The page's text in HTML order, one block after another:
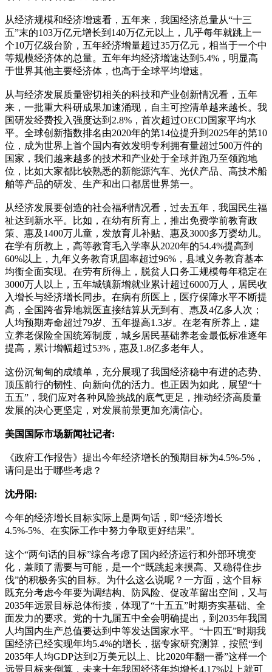
从经济规模和经济增速看，五年来，我国经济总量从“十三
五”末的103万亿元增长到140万亿元以上，几乎每年就跳上一
个10万亿级台阶，五年经济增量超过35万亿元，相当于一个中
等规模经济体的总量。五年年均经济增速达到5.4%，明显高
于世界其他主要经济体，也高于全球平均增速。
从与经济发展质量密切相关的科技和产业创新情况看，五年
来，一批重大科研成果加速涌现，自主可控清单越来越长。我
国研发经费投入强度达到2.8%，首次超过OECD国家平均水
平。全球创新指数排名由2020年的第14位提升到2025年的第10
位，成为世界上首个国内有效发明专利拥有量超过500万件的
国家，我们越来越多的技术和产业处于全球并跑乃至领跑地
位，比如大家都比较熟悉的新能源汽车、光伏产品、高技术船
舶等产品的研发、生产和出口都居世界第一。
从经济发展要创造的社会福利情况看，过去五年，我国民生福
祉达到新水平。比如，在幼有所育上，推出免费学前教育政
策、惠及1400万儿童，发放育儿补贴、惠及3000多万婴幼儿。
在学有所教上，高等教育毛入学率从2020年的54.4%提高到
60%以上，九年义务教育巩固率超过96%，县域义务教育基本
均衡全面实现。在劳有所得上，脱贫人口务工规模每年稳定在
3000万人以上，五年城镇新增就业累计超过6000万人，居民收
入增长与经济增长同步。在病有所医上，医疗保障水平不断提
高，全国跨省异地就医直接结算从无到有、惠及4亿多人次；
人均预期寿命超过79岁、五年提高1.3岁。在老有所养上，建
立养老保险全国统筹制度，城乡居民基础养老金最低标准逐年
提高，累计增幅超过53%，惠及1.8亿多老年人。
这份沉甸甸的成绩单，充分展现了我国经济稳中有进的态势、
顶压前行的韧性、向新向优的活力。也正因为如此，展望“十
五五”，我们应对各种风险挑战的底气更足，推动经济高质量
发展的决心更坚定，对发展前景更加充满信心。
美国国际市场新闻社记者:
《政府工作报告》提出今年经济增长的预期目标为4.5%-5%，
请问是出于哪些考虑？
沈丹阳:
今年的经济增长目标实际上是两句话，即“经济增长
4.5%-5%、在实际工作中努力争取更好结果”。
这个“两句话的目标”综合考虑了国内经济运行和外部环境变
化，兼顾了需要与可能，是一个“既跳起来摸高、又稳得住步
伐”的积极务实的目标。为什么这么说呢？一方面，这个目标
既充分考虑今年要为调结构、防风险、促改革留出空间，又与
2035年远景目标总体衔接，体现了“十五五”时期夯实基础、全
面发力的要求。党的十九届五中全会明确提出，到2035年我国
人均国内生产总值要达到中等发达国家水平。“十四五”时期我
国经济已经实现年均5.4%的增长，据专家研究测算，按照“到
2035年人均GDP达到2万美元以上、比2020年翻一番”这样一个
远景目标来倒算，未来十年我国经济年均增长4.17%以上就可